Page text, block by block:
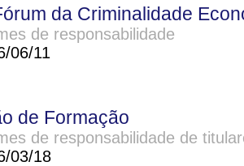
da Criminalidade
de responsabilidade
06/11
de Formação
de responsabilidade de
03/18